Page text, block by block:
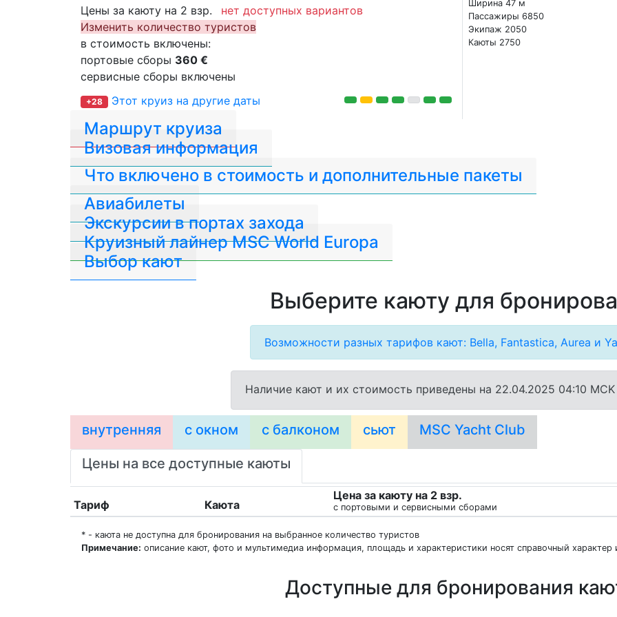
Цены за каюту на 2 взр.
нет доступных вариантов
Изменить количество туристов
в стоимость включены:
портовые сборы 360 €
сервисные сборы включены
+28 Этот круиз на другие даты
Ширина 47 м
Пассажиры 6850
Экипаж 2050
Каюты 2750
Маршрут круиза
Визовая информация
Авиабилеты
Что включено в стоимость и дополнительные пакеты
Экскурсии в портах захода
Круизный лайнер MSC World Europa
Выбор кают
Выберите каюту для
Возможности разных тарифов кают: Bella, Fantastica, Aurea и
Наличие кают и их стоимость приведены на 22.04.2025 04:10 MCK
внутренняя с окном с балконом сьют MSC Yacht Club
Цены на все доступные каюты
Тариф Каюта
Цена за каюту на 2 взр.
с портовыми и сервисными сборами
* - каюта не доступна для бронирования на выбранное количество туристов
Примечание: описание кают, фото и мультимедиа информация, площадь и характеристики носят справочный характер
Доступные для бронирования